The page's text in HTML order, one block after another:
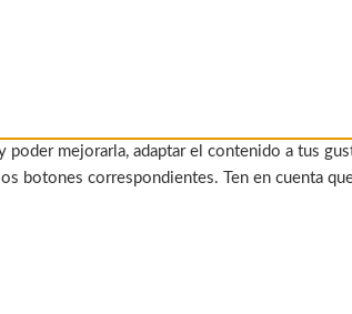
mejorarla, adaptar el contenido a tus
botones correspondientes. Ten en cuenta